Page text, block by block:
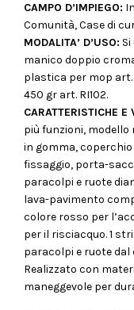
CAMPO D’IMPIEGO:
Comunità, Case di
MODALITA’ D’USO:
manico doppio
plastica per mop art.
450 gr art. RI102.
CARATTERISTICHE E
più funzioni,
in gomma,
fissaggio, porta-
paracolpi e ruote
lava-pavimento
colore rosso per
per il risciacquo. 1
paracolpi e ruote
Realizzato con
maneggevole per